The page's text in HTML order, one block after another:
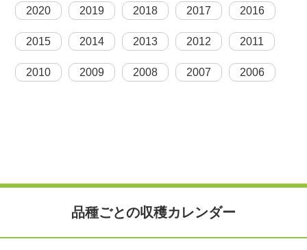
2020 2019 2018 2017 2016
2015 2014 2013 2012 2011
2010 2009 2008 2007 2006
品種ごとの収穫カレンダー